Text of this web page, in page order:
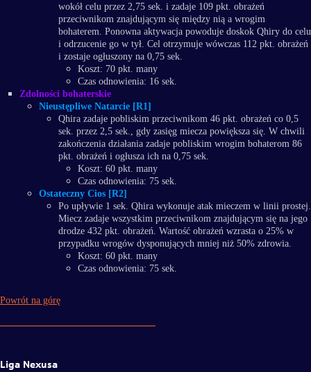
wokół celu przez 2,75 sek. i zadaje 109 pkt. obrażeń
przeciwnikom znajdującym się między nią a wrogim
bohaterem. Ponowna aktywacja powoduje doskok Qhiry do celu
i odrzucenie go w tył. Cel otrzymuje wówczas 112 pkt. obrażeń
i zostaje ogłuszony na 0,75 sek.
Koszt: 70 pkt. many
Czas odnowienia: 16 sek.
Zdolności bohaterskie
Nieustępliwe Natarcie [R1]
Qhira zadaje pobliskim przeciwnikom 46 pkt. obrażeń co 0,5
sek. przez 2,5 sek., gdy zasięg miecza powiększa się. W chwili
zakończenia działania zadaje pobliskim wrogim bohaterom 86
pkt. obrażeń i ogłusza ich na 0,75 sek.
Koszt: 60 pkt. many
Czas odnowienia: 75 sek.
Ostateczny Cios [R2]
Po upływie 1 sek. Qhira wykonuje atak mieczem w linii prostej.
Miecz zadaje wszystkim przeciwnikom znajdującym się na jego
drodze 432 pkt. obrażeń. Wartość obrażeń wzrasta o 25% w
przypadku wrogów dysponujących mniej niż 50% zdrowia.
Koszt: 60 pkt. many
Czas odnowienia: 75 sek.
Powrót na górę
Liga Nexusa